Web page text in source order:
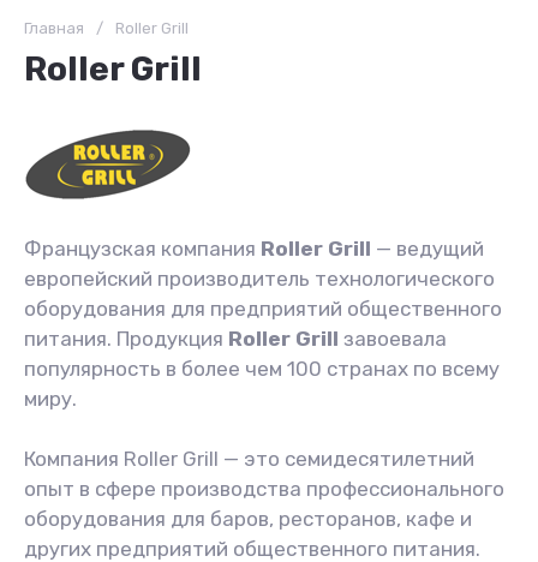
Главная / Roller Grill
Roller Grill
Французская компания Roller Grill — ведущий
европейский производитель технологического
оборудования для предприятий общественного
питания. Продукция Roller Grill завоевала
популярность в более чем 100 странах по всему
миру.
Компания Roller Grill — это семидесятилетний
опыт в сфере производства профессионального
оборудования для баров, ресторанов, кафе и
других предприятий общественного питания.